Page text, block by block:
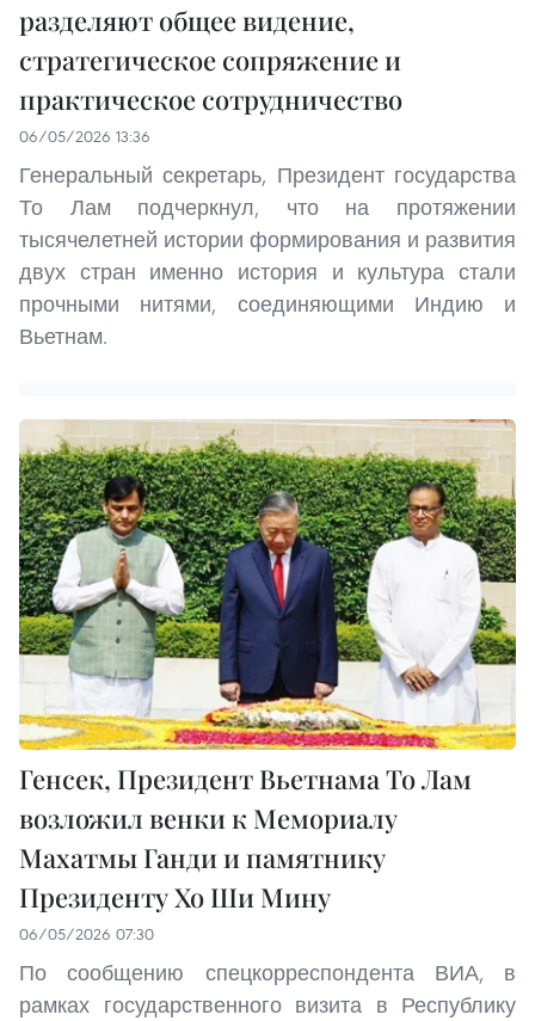
разделяют общее видение,
стратегическое сопряжение и
практическое сотрудничество
06/05/2026 13:36
Генеральный секретарь, Президент государства
То Лам подчеркнул, что на протяжении
тысячелетней истории формирования и развития
двух стран именно история и культура стали
прочными нитями, соединяющими Индию и
Вьетнам.
Генсек, Президент Вьетнама То Лам
возложил венки к Мемориалу
Махатмы Ганди и памятнику
Президенту Хо Ши Мину
06/05/2026 07:30
По сообщению спецкорреспондента ВИА, в
рамках государственного визита в Республику